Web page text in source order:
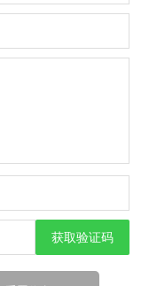
获取验证码